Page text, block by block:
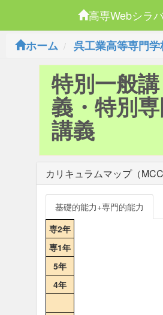
高専Webシラ
ホーム
呉工業高等専門学
特別一般講
義・特別
講義
カリキュラムマップ（
基礎的能力+専門的能力
専2年
専1年
5年
4年